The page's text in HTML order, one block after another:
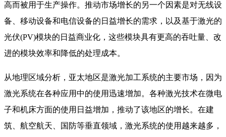
高而被用于生产操作。推动市场增长的另一个因素是对无线设
备、移动设备和电信设备的日益增长的需求，以及基于激光的
光伏(PV)模块的日益商业化，这些模块具有更高的吞吐量、改
进的模块效率和降低的处理成本。
从地理区域分析，亚太地区是激光加工系统的主要市场，因为
激光系统在各种应用中的使用迅速增加。各种激光技术在微电
子和机床方面的使用日益增加，推动了该地区的增长。在建
筑、航空航天、国防等垂直领域，激光系统的使用越来越多，